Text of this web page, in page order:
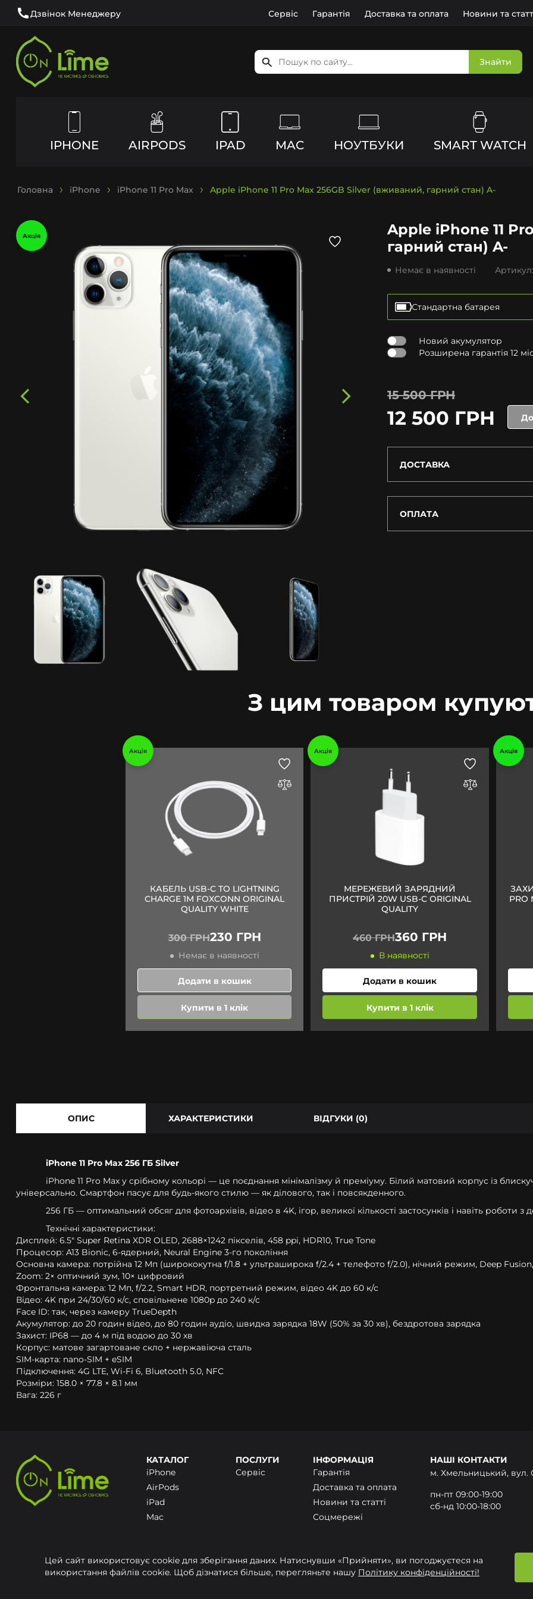
Дзвінок Менеджеру Сервіс Гарантія Доставка та оплата Новини та
Знайти
IPHONE AIRPODS IPAD MAC НОУТБУКИ SMART WATCH
Головна iPhone iPhone 11 Pro Max Apple iPhone 11 Pro Max 256GB Silver (вживаний, гарний стан) A-
Акція
Apple iPhone 11
гарний стан) A-
Немає в наявності
Стандартна батарея
Новий акумулятор
Розширена гарантія 12
15 500 ГРН
12 500 ГРН
ДОСТАВКА
ОПЛАТА
З цим товаром
Акція
КАБЕЛЬ USB-C TO LIGHTNING
CHARGE 1M FOXCONN ORIGINAL
QUALITY WHITE
300 ГРН230 ГРН
Немає в наявності
Додати в кошик
Купити в 1 клік
Акція
МЕРЕЖЕВИЙ ЗАРЯДНИЙ
ПРИСТРІЙ 20W USB-C ORIGINAL
QUALITY
460 ГРН360 ГРН
В наявності
Додати в кошик
Купити в 1 клік
Акція
PRO
ОПИС ХАРАКТЕРИСТИКИ ВІДГУКИ (0)
iPhone 11 Pro Max 256 ГБ Silver
iPhone 11 Pro Max у срібному кольорі — це поєднання мінімалізму й преміуму. Білий матовий корпус із
універсально. Смартфон пасує для будь-якого стилю — як ділового, так і повсякденного.
256 ГБ — оптимальний обсяг для фотоархівів, відео в 4K, ігор, великої кількості застосунків і навіть роботи
Технічні характеристики:
Дисплей: 6.5" Super Retina XDR OLED, 2688×1242 пікселів, 458 ppi, HDR10, True Tone
Процесор: A13 Bionic, 6-ядерний, Neural Engine 3-го покоління
Основна камера: потрійна 12 Мп (ширококутна f/1.8 + ультраширока f/2.4 + телефото f/2.0), нічний режим, Deep
Zoom: 2× оптичний зум, 10× цифровий
Фронтальна камера: 12 Мп, f/2.2, Smart HDR, портретний режим, відео 4K до 60 к/с
Відео: 4K при 24/30/60 к/с, сповільнене 1080p до 240 к/с
Face ID: так, через камеру TrueDepth
Акумулятор: до 20 годин відео, до 80 годин аудіо, швидка зарядка 18W (50% за 30 хв), бездротова зарядка
Захист: IP68 — до 4 м під водою до 30 хв
Корпус: матове загартоване скло + нержавіюча сталь
SIM-карта: nano-SIM + eSIM
Підключення: 4G LTE, Wi‑Fi 6, Bluetooth 5.0, NFC
Розміри: 158.0 × 77.8 × 8.1 мм
Вага: 226 г
КАТАЛОГ
iPhone
AirPods
iPad
Mac
Аксесуари
Запчастини
ПОСЛУГИ
Сервіс
ІНФОРМАЦІЯ
Гарантія
Доставка та оплата
Новини та статті
Соцмережі
НАШІ КОНТАКТИ
м. Хмельницький, вул.
пн-пт 09:00-19:00
сб-нд 10:00-18:00
Цей сайт використовує cookie для зберігання даних. Натиснувши «Прийняти», ви погоджуєтеся на
використання файлів cookie. Щоб дізнатися більше, перегляньте нашу Політику конфіденційності!